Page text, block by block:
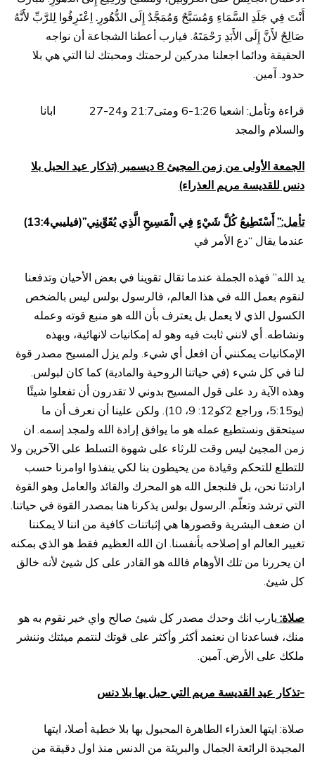
أَنْتَ فِي جَلَدِ السَّمَاءِ وَمُسَبَّحٌ وَمُمَجَّدٌ إِلَى الدُّهُورِ . اِعْتَرِفُوا لِلرَّبِّ لأَنَّهُ
صَالِحٌ لأَنَّ إِلَى الأَبَدِ رَحْمَتَهُ. فيارب أعطنا الشجاعة أن نواجه
الحقيقة ودائما اجعلنا مدركين لرحمتك ومحبتك لنا التي هي بلا
حدود. آمين.
قراءة وتأمل: اشعيا 1:26-6 ومتى21:7 و24-27 ابانا
والسلام والمجد
الجمعة الأولى من زمن المجيئ 8 ديسمبر (تذكار عيد الحبل بلا
دنس للقديسة مريم العذراء)
تأمل:” أَسْتَطِيعُ كُلَّ شَيْءٍ فِي الْمَسِيحِ الَّذِي يُقَوِّينِي”(فيليبي13:4)
عندما يقال “دع الأمر في
يد الله” فهذه الجملة عندما تقال تقوينا في بعض الأحيان وتدفعنا
لنقوم بعمل الله في هذا العالم، فالرسول بولس ليس بالضخص
الكسول الذي لا يعمل بل يعترف بأن الله هو منبع قوته وعمله
ونشاطه. أي لانني ثابت فيه وهو له إمكانيات لانهائية، وبهذه
الإمكانيات يمكنني أن افعل أي شيء. ولم يزل المسيح مصدر قوة
لنا في كل شيء (في حياتنا الروحية والمادية) كما كان لبولس.
وهذه الآية رد على قول المسيح بدوني لا تقدرون أن تفعلوا شيئًا
(يو5:15، وراجع 2كو12: 9، 10). ولكن علينا أن نعرف أن ما
سيتحقق ونستطيع عمله هو ما يوافق إرادة الله ولمجد إسمه. ان
زمن المجيئ ليس وقت للرثاء على شهوة التسلط على الآخرين ولا
للتطلع للتحكم وقيادة من يحيطون بنا لكي ينفذوا اوامرنا حسب
ارادتنا نحن، بل فلنجعل الله هو المحرك والقائد والعامل وهو القوة
التي ترشد وتعلّم. الرسول بولس يذكرنا هنا بمصدر القوة في حياتنا.
ان ضعف البشرية وقصورها هي إثباتنات كافية من اننا لا يمكننا
تغيير العالم او إصلاحه بأنفسنا. ان الله العظيم فقط هو الذي بمكنه
ان يحررنا من تلك الأوهام فالله هو القادر على كل شيئ لأنه خالق
كل شيئ.
صلاة: يارب انك وحدك مصدر كل شيئ صالح واي خير نقوم به هو
منك، فساعدنا ان نعتمد أكثر وأكثر على قوتك لنتمم ميئتك وننشر
ملكك على الأرض. آمين.
-تذكار عيد القديسة مريم التي حبل بها بلا دنس
صلاة: ايتها العذراء الطاهرة المحبول بها بلا خطية أصلا، ايتها
المجيدة الرائعة الجمال والبريئة من الدنس منذ اول دقيقة من